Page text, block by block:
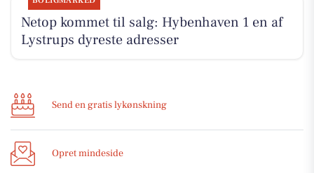
Netop kommet til salg: Hybenhaven 1 en af
Lystrups dyreste adresser
Send en gratis lykønskning
Opret mindeside